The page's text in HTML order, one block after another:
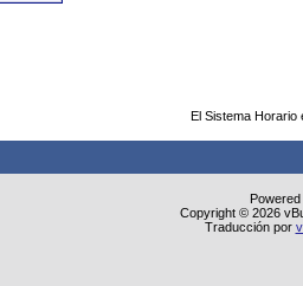
El Sistema
Copyright © 2026
Traducción por